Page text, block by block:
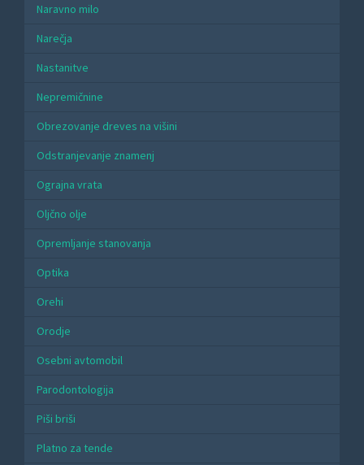
Naravno milo
Narečja
Nastanitve
Nepremičnine
Obrezovanje dreves na višini
Odstranjevanje znamenj
Ograjna vrata
Oljčno olje
Opremljanje stanovanja
Optika
Orehi
Orodje
Osebni avtomobil
Parodontologija
Piši briši
Platno za tende